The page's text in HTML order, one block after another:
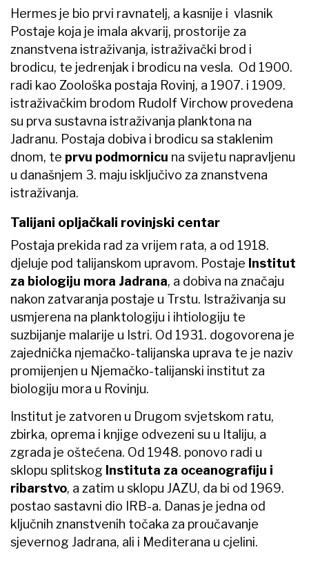
Hermes je bio prvi ravnatelj, a kasnije i vlasnik
Postaje koja je imala akvarij, prostorije za
znanstvena istraživanja, istraživački brod i
brodicu, te jedrenjak i brodicu na vesla. Od 1900.
radi kao Zoološka postaja Rovinj, a 1907. i 1909.
istraživačkim brodom Rudolf Virchow provedena
su prva sustavna istraživanja planktona na
Jadranu. Postaja dobiva i brodicu sa staklenim
dnom, te prvu podmornicu na svijetu napravljenu
u današnjem 3. maju isključivo za znanstvena
istraživanja.
Talijani opljačkali rovinjski centar
Postaja prekida rad za vrijem rata, a od 1918.
djeluje pod talijanskom upravom. Postaje Institut
za biologiju mora Jadrana, a dobiva na značaju
nakon zatvaranja postaje u Trstu. Istraživanja su
usmjerena na planktologiju i ihtiologiju te
suzbijanje malarije u Istri. Od 1931. dogovorena je
zajednička njemačko-talijanska uprava te je naziv
promijenjen u Njemačko-talijanski institut za
biologiju mora u Rovinju.
Institut je zatvoren u Drugom svjetskom ratu,
zbirka, oprema i knjige odvezeni su u Italiju, a
zgrada je oštećena. Od 1948. ponovo radi u
sklopu splitskog Instituta za oceanografiju i
ribarstvo, a zatim u sklopu JAZU, da bi od 1969.
postao sastavni dio IRB-a. Danas je jedna od
ključnih znanstvenih točaka za proučavanje
sjevernog Jadrana, ali i Mediterana u cjelini.